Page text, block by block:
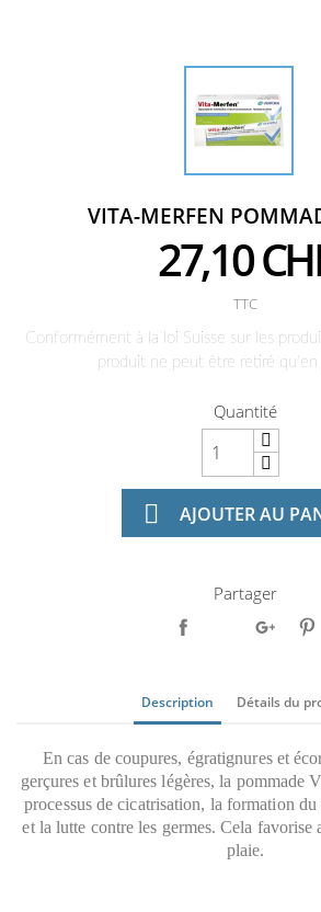
VITA-MERFEN
27,10
TTC
Conformément à la loi Suisse sur les
produit ne peut être retiré qu'en
Quantité
 AJOUTER AU
Partager
Description Détails du
En cas de coupures, égratignures et
gerçures et brûlures légères, la pommade
processus de cicatrisation, la formation
et la lutte contre les germes. Cela favorise
plaie.